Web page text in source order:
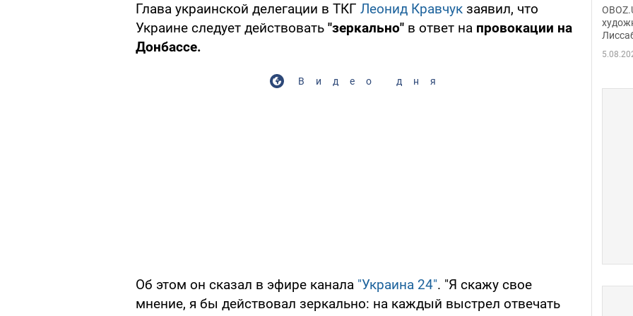
Глава украинской делегации в ТКГ Леонид Кравчук заявил, что
Украине следует действовать "зеркально" в ответ на провокации на
Донбассе.
Видео дня
Об этом он сказал в эфире канала "Украина 24". "Я скажу свое
мнение, я бы действовал зеркально: на каждый выстрел отвечать
сына